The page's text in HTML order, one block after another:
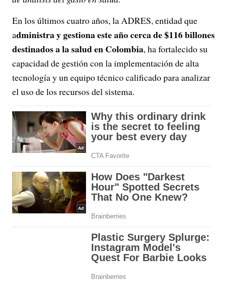
En los últimos cuatro años, la ADRES, entidad que
administra y gestiona este año cerca de $116 billones
destinados a la salud en Colombia, ha fortalecido su
capacidad de gestión con la implementación de alta
tecnología y un equipo técnico calificado para analizar
el uso de los recursos del sistema.